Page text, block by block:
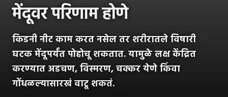
मेंदूवर परिणाम होणे
किडनी नीट काम करत नसेल तर शरीरातले विषारी
घटक मेंदूपर्यंत पोहोचू शकतात. यामुळे लक्ष केंद्रित
करण्यात अडचण, विस्मरण, चक्कर येणे किंवा
गोंधळल्यासारखं वाटू शकतं.